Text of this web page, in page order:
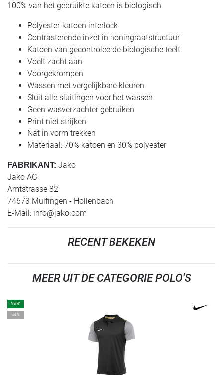
100% van het gebruikte katoen is biologisch
Polyester-katoen interlock
Contrasterende inzet in honingraatstructuur
Katoen van gecontroleerde biologische teelt
Voelt zacht aan
Voorgekrompen
Wassen met vergelijkbare kleuren
Sluit alle sluitingen voor het wassen
Geen wasverzachter gebruiken
Print niet strijken
Nat in vorm trekken
Materiaal: 70% katoen en 30% polyester
FABRIKANT: Jako
Jako AG
Amtstrasse 82
74673 Mulfingen - Hollenbach
E-Mail: info@jako.com
RECENT BEKEKEN
MEER UIT DE CATEGORIE POLO'S
NEW
-38%